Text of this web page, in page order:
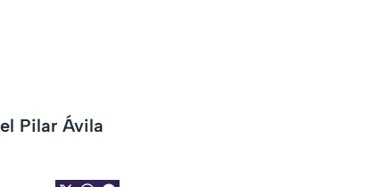
Pilar Ávila